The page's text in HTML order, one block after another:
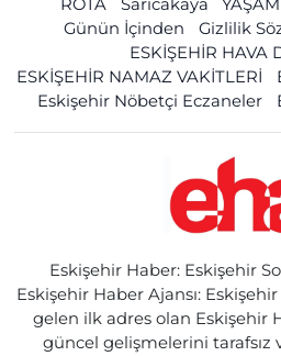
ROTA Sarıcakaya YAŞAM
Günün İçinden
Gizlilik
ESKİŞEHİR HAVA
ESKİŞEHİR NAMAZ VAKİTLERİ
Eskişehir Nöbetçi Eczaneler
Eskişehir Haber: Eskişehir
Eskişehir Haber Ajansı:
gelen ilk adres olan Eskişehir
güncel gelişmelerini tarafsız